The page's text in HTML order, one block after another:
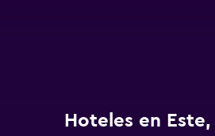
Hoteles en Este,